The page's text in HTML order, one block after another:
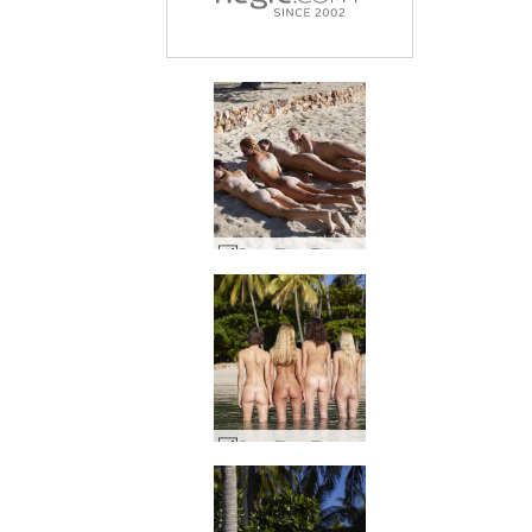
Coxy Flora Thea Zaika arenosa #12
Coxy Flora Thea Zaika 4 divas #43